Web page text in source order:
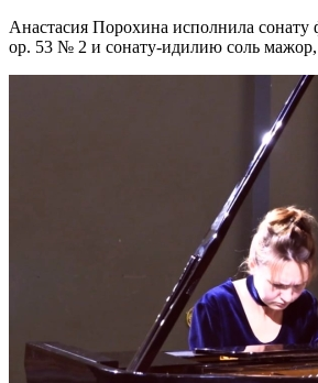
Анастасия Порохина исполнила сонату
ор. 53 № 2 и сонату-идилию соль мажор,